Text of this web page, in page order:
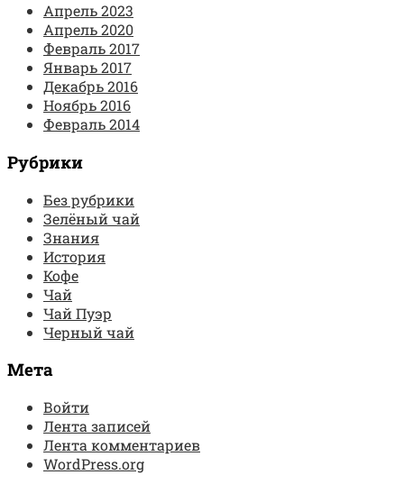
Апрель 2023
Апрель 2020
Февраль 2017
Январь 2017
Декабрь 2016
Ноябрь 2016
Февраль 2014
Рубрики
Без рубрики
Зелёный чай
Знания
История
Кофе
Чай
Чай Пуэр
Черный чай
Мета
Войти
Лента записей
Лента комментариев
WordPress.org